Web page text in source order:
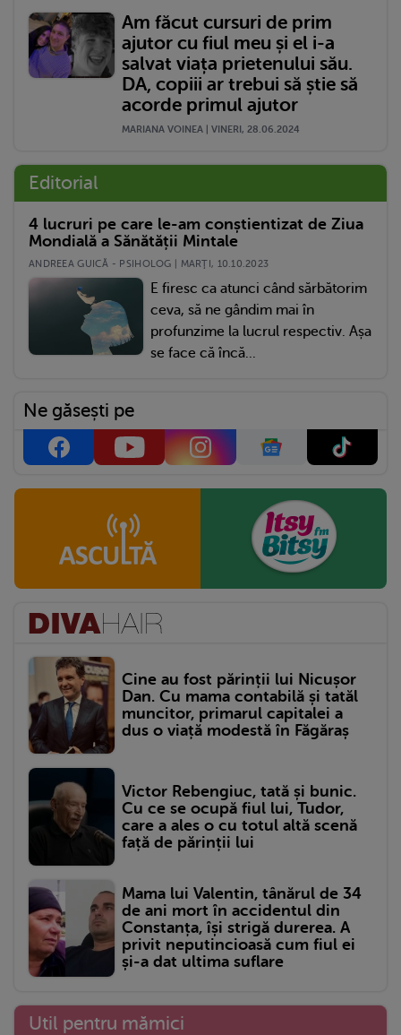
Am făcut cursuri de prim
ajutor cu fiul meu și el i-a
salvat viața prietenului său.
DA, copiii ar trebui să știe să
acorde primul ajutor
MARIANA VOINEA | VINERI, 28.06.2024
Editorial
4 lucruri pe care le-am conștientizat de Ziua
Mondială a Sănătății Mintale
ANDREEA GUICĂ - PSIHOLOG | MARŢI, 10.10.2023
E firesc ca atunci când sărbătorim
ceva, să ne gândim mai în
profunzime la lucrul respectiv. Așa
se face că încă...
Ne găsești pe
Cine au fost părinții lui Nicușor
Dan. Cu mama contabilă și tatăl
muncitor, primarul capitalei a
dus o viață modestă în Făgăraș
Victor Rebengiuc, tată și bunic.
Cu ce se ocupă fiul lui, Tudor,
care a ales o cu totul altă scenă
față de părinții lui
Mama lui Valentin, tânărul de 34
de ani mort în accidentul din
Constanța, își strigă durerea. A
privit neputincioasă cum fiul ei
și-a dat ultima suflare
Util pentru mămici